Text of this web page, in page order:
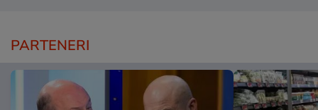
PARTENERI